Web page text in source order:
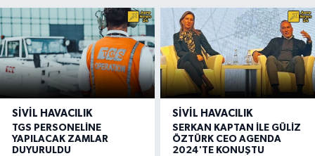
SIVIL HAVACILIK
TGS PERSONELİNE
YAPILACAK ZAMLAR
DUYURULDU
SIVIL HAVACILIK
SERKAN KAPTAN İLE GÜLİZ
ÖZTÜRK CEO AGENDA
2024'TE KONUŞTU